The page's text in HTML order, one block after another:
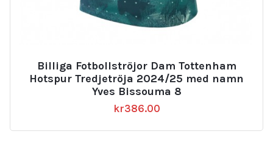
Billiga Fotbollströjor Dam Tottenham
Hotspur Tredjetröja 2024/25 med namn
Yves Bissouma 8
kr386.00